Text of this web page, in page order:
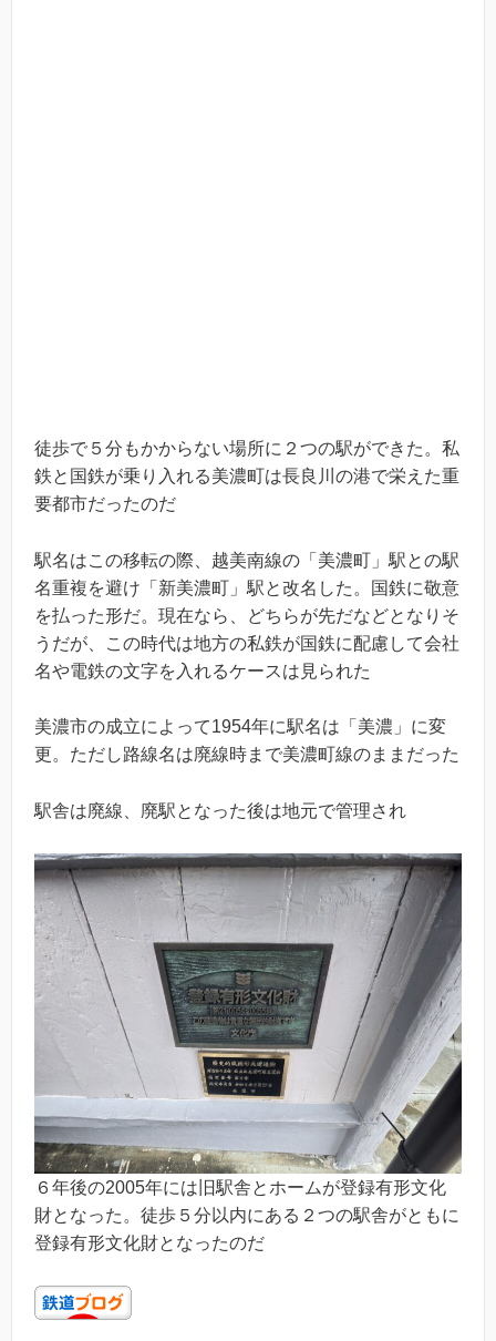
徒歩で５分もかからない場所に２つの駅ができた。私
鉄と国鉄が乗り入れる美濃町は長良川の港で栄えた重
要都市だったのだ
駅名はこの移転の際、越美南線の「美濃町」駅との駅
名重複を避け「新美濃町」駅と改名した。国鉄に敬意
を払った形だ。現在なら、どちらが先だなどとなりそ
うだが、この時代は地方の私鉄が国鉄に配慮して会社
名や電鉄の文字を入れるケースは見られた
美濃市の成立によって1954年に駅名は「美濃」に変
更。ただし路線名は廃線時まで美濃町線のままだった
駅舎は廃線、廃駅となった後は地元で管理され
６年後の2005年には旧駅舎とホームが登録有形文化
財となった。徒歩５分以内にある２つの駅舎がともに
登録有形文化財となったのだ